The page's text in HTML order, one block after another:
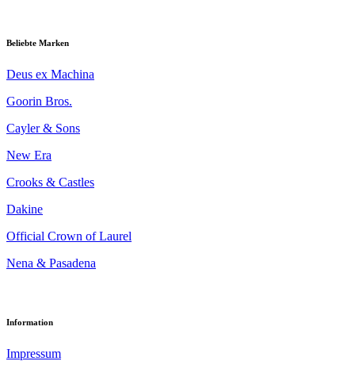
Beliebte Marken
Deus ex Machina
Goorin Bros.
Cayler & Sons
New Era
Crooks & Castles
Dakine
Official Crown of Laurel
Nena & Pasadena
Information
Impressum